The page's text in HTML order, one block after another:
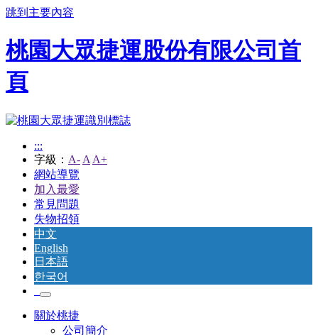
跳到主要內容
桃園大眾捷運股份有限公司首
頁
:::
字級： A- A A+
網站導覽
加入最愛
常見問題
失物招領
中文
English
日本語
한국어
關於桃捷
公司簡介